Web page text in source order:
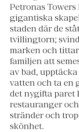
Petronas
gigantiska
staden där de
tvillingtorn;
marken och
familjen att
av bad,
vatten och ta en
det nygifta paret
restauranger
stränder och
skönhet.